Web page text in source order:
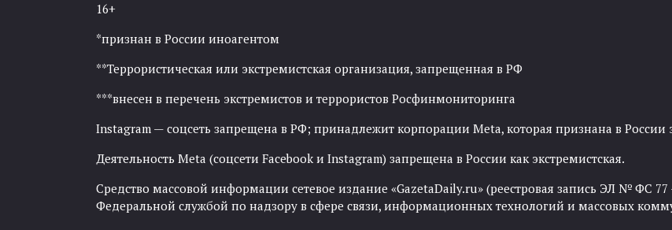
16+
*признан в России иноагентом
**Террористическая или экстремистская организация, запрещенная в РФ
***внесен в перечень экстремистов и террористов Росфинмониторинга
Instagram — соцсеть запрещена в РФ; принадлежит корпорации Meta, которая признана в России
Деятельность Meta (соцсети Facebook и Instagram) запрещена в России как экстремистская.
Средство массовой информации сетевое издание «GazetaDaily.ru» (реестровая запись ЭЛ № ФС 77
Федеральной службой по надзору в сфере связи, информационных технологий и массовых